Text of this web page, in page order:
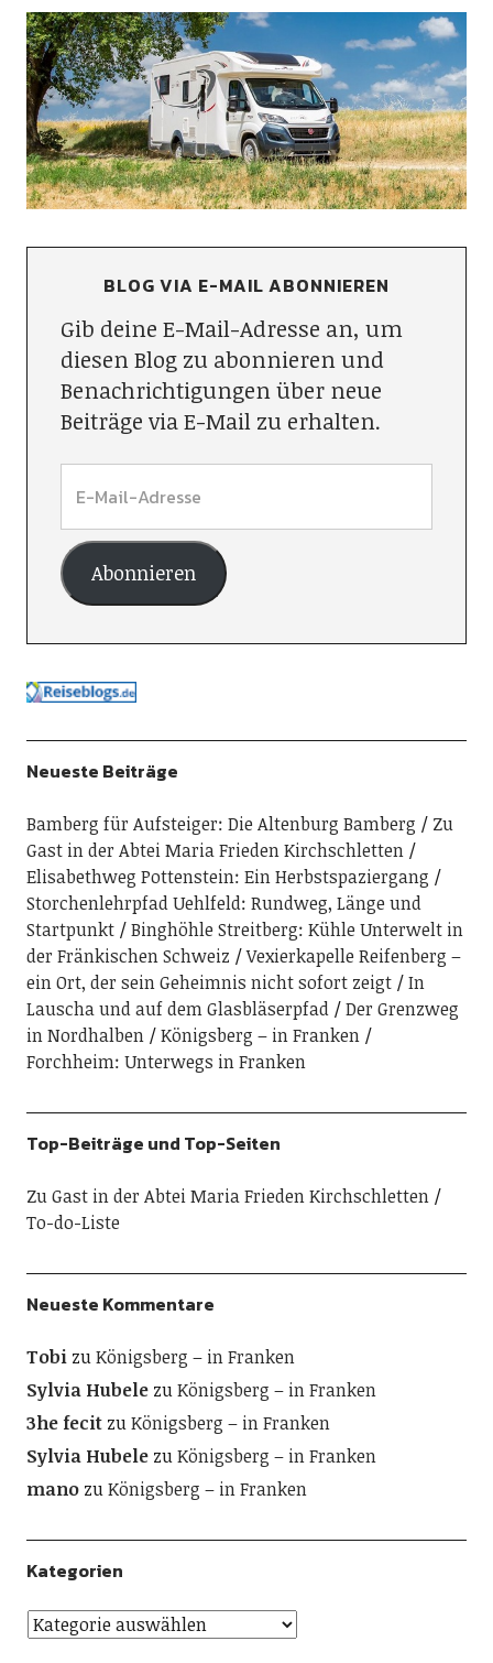
BLOG VIA E-MAIL ABONNIEREN
Gib deine E-Mail-Adresse an, um
diesen Blog zu abonnieren und
Benachrichtigungen über neue
Beiträge via E-Mail zu erhalten.
Abonnieren
Neueste Beiträge
Bamberg für Aufsteiger: Die Altenburg Bamberg
Zu
Gast in der Abtei Maria Frieden Kirchschletten
Elisabethweg Pottenstein: Ein Herbstspaziergang
Storchenlehrpfad Uehlfeld: Rundweg, Länge und
Startpunkt
Binghöhle Streitberg: Kühle Unterwelt in
der Fränkischen Schweiz
Vexierkapelle Reifenberg –
ein Ort, der sein Geheimnis nicht sofort zeigt
In
Lauscha und auf dem Glasbläserpfad
Der Grenzweg
in Nordhalben
Königsberg – in Franken
Forchheim: Unterwegs in Franken
Top-Beiträge und Top-Seiten
Zu Gast in der Abtei Maria Frieden Kirchschletten
To-do-Liste
Neueste Kommentare
TobizuKönigsberg – in Franken
Sylvia HubelezuKönigsberg – in Franken
3he fecitzuKönigsberg – in Franken
Sylvia HubelezuKönigsberg – in Franken
manozuKönigsberg – in Franken
Kategorien